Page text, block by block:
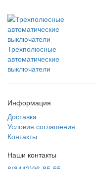
Трехполюсные
автоматические
выключатели
Информация
Доставка
Условия соглашения
Контакты
Наши контакты